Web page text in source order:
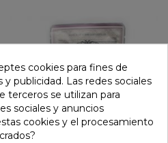
cookies para fines de
publicidad. Las redes sociales
terceros se utilizan para
sociales y anuncios
cookies y el procesamiento